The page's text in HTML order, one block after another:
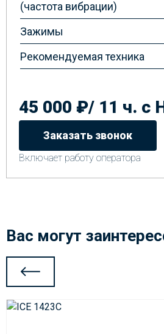
(частота вибрации)
Зажимы
Рекомендуемая техника
45 000 ₽/ 11 ч. с
Заказать звонок
Включает работу оператора
Вас могут